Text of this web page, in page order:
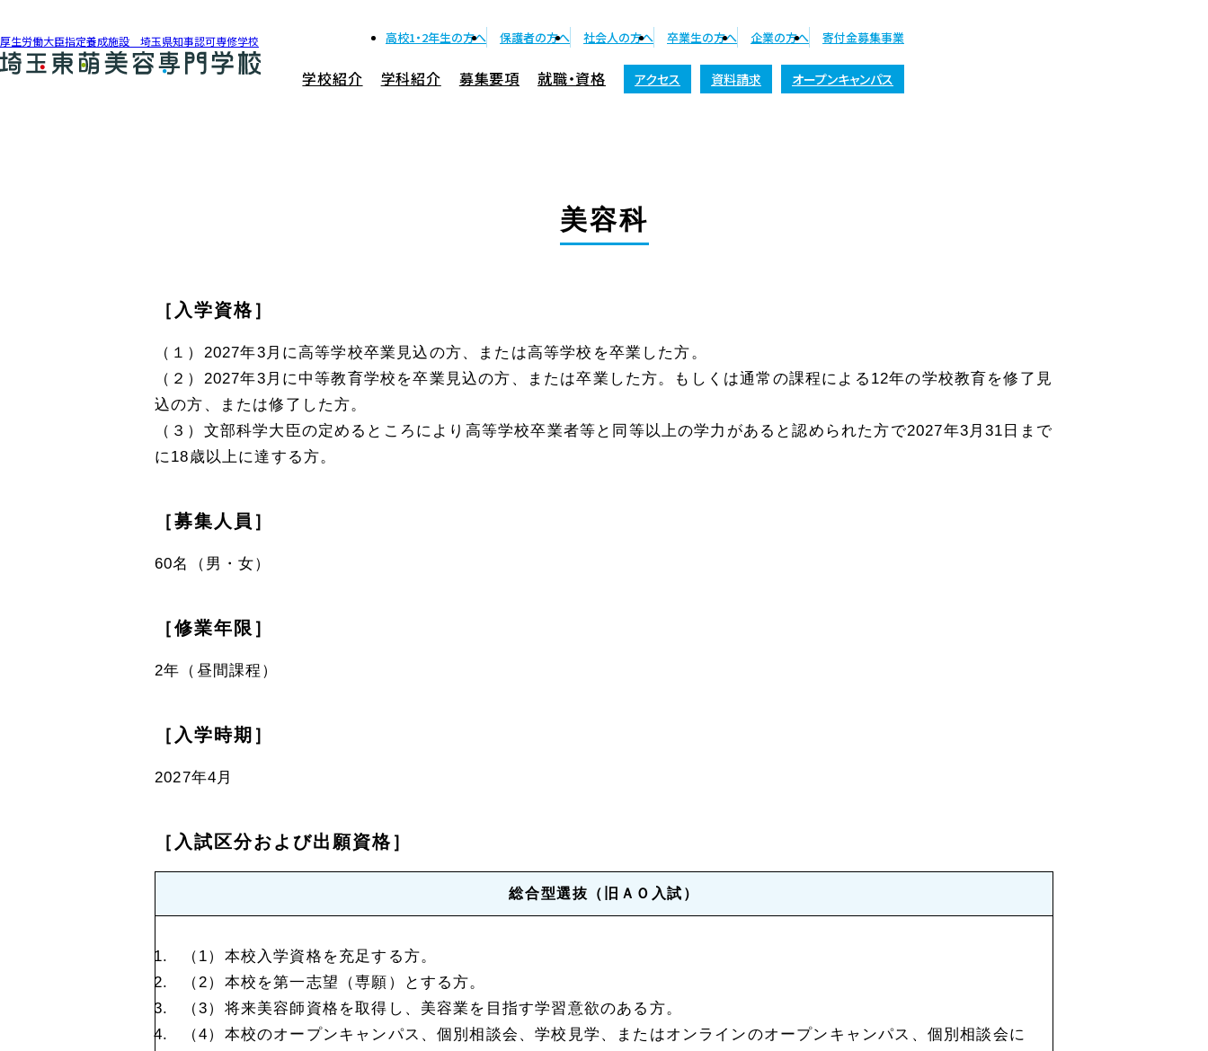
厚生労働大臣指定養成施設 埼玉県知事認可専修学校 高校1・2年生の方へ 保護者の方へ 社会人の方へ 卒業生の方へ 企業の方へ 寄付金募集事業
学校紹介 学科紹介 募集要項 就職・資格 アクセス 資料請求 オープンキャンパス
オープンキャンパス・個別相談
美容科
［入学資格］
（１）2027年3月に高等学校卒業見込の方、または高等学校を卒業した方。
（２）2027年3月に中等教育学校を卒業見込の方、または卒業した方。もしくは通常の課程による12年の学校教育を修了見
込の方、または修了した方。
（３）文部科学大臣の定めるところにより高等学校卒業者等と同等以上の学力があると認められた方で2027年3月31日まで
に18歳以上に達する方。
［募集人員］
60名（男・女）
［修業年限］
2年（昼間課程）
［入学時期］
2027年4月
［入試区分および出願資格］
総合型選抜（旧ＡＯ入試）
本校入学資格を充足する方。
本校を第一志望（専願）とする方。
将来美容師資格を取得し、美容業を目指す学習意欲のある方。
本校のオープンキャンパス、個別相談会、学校見学、またはオンラインのオープンキャンパス、個別相談会に